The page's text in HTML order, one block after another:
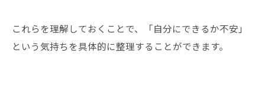
これらを理解しておくことで、「自分にできるか不安」
という気持ちを具体的に整理することができます。